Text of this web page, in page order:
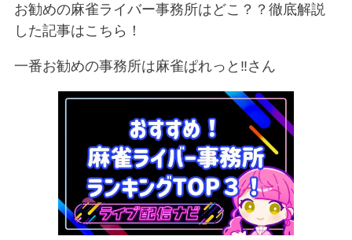
お勧めの麻雀ライバー事務所はどこ？？徹底解説
した記事はこちら！
一番お勧めの事務所は麻雀ぱれっと‼︎さん